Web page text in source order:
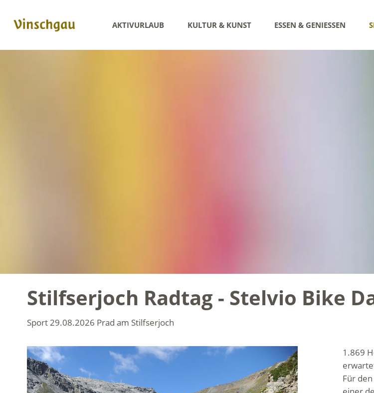
AKTIVURLAUB KULTUR & KUNST ESSEN & GENIESSEN
Stilfserjoch Radtag - Stelvio Bike
Sport29.08.2026 Prad am Stilfserjoch
1.869
Für